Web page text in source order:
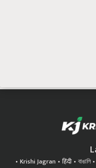
Krishi Jagran हिंदी বাঙালি